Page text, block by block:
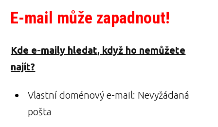
E-mail může zapadnout!
Kde e-maily hledat, když ho nemůžete
najít?
Vlastní doménový e-mail: Nevyžádaná
pošta